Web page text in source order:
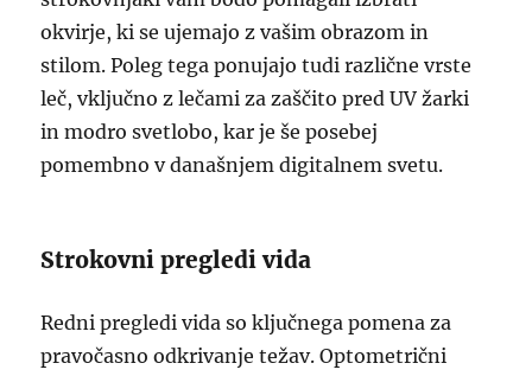
okvirje, ki se ujemajo z vašim obrazom in
stilom. Poleg tega ponujajo tudi različne vrste
leč, vključno z lečami za zaščito pred UV žarki
in modro svetlobo, kar je še posebej
pomembno v današnjem digitalnem svetu.
Strokovni pregledi vida
Redni pregledi vida so ključnega pomena za
pravočasno odkrivanje težav. Optometrični